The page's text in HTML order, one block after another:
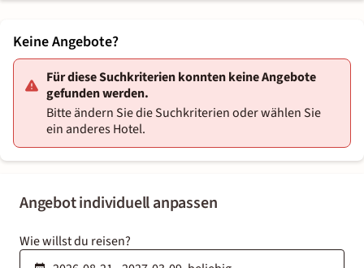
Angebot individuell anpassen
Wie willst du reisen?
Keine Angebote?
Für diese Suchkriterien konnten keine Angebote
gefunden werden.
Bitte ändern Sie die Suchkriterien oder wählen Sie
ein anderes Hotel.